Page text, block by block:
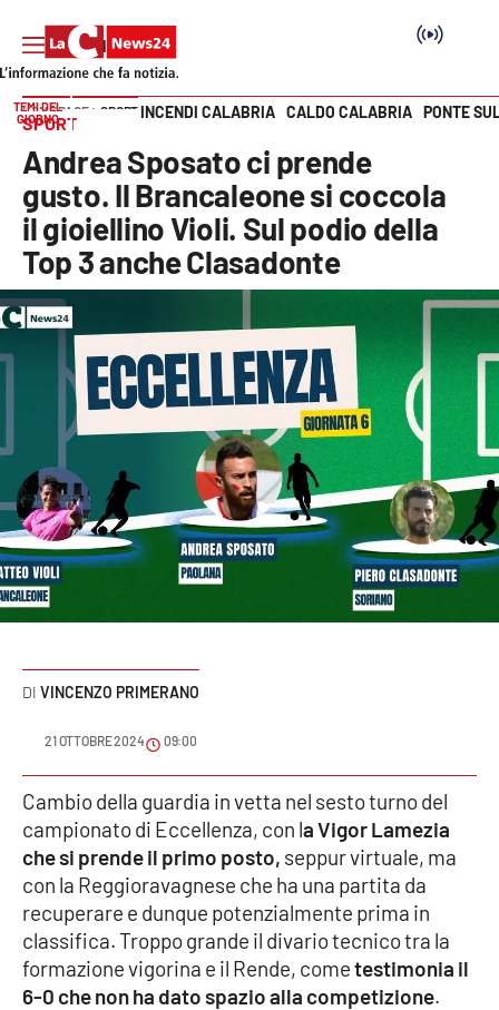
SEZIONI
Cronaca
Politica
Attualità
Economia e lavoro
Sanità
Sport
Cultura
Podcast
Meteo
Editoriali
VIDEO
Ambiente
Cronaca
Vai
TEMI DEL
GIORNO
INCENDI CALABRIA CALDO CALABRIA PONTE
HOME PAGE SPORT
SPORT
Andrea Sposato ci prende
gusto. Il Brancaleone si coccola
il gioiellino Violi. Sul podio della
Top 3 anche Clasadonte
VINCENZO PRIMERANO
21 OTTOBRE 2024 09:00
Cambio della guardia in vetta nel sesto turno del
campionato di Eccellenza, con la Vigor Lamezia
che si prende il primo posto, seppur virtuale, ma
con la Reggioravagnese che ha una partita da
recuperare e dunque potenzialmente prima in
classifica. Troppo grande il divario tecnico tra la
formazione vigorina e il Rende, cometestimonia il
6-0 che non ha dato spazio alla competizione.